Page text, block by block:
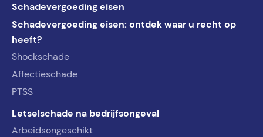
Schadevergoeding eisen
Schadevergoeding eisen: ontdek waar u recht op
heeft?
Shockschade
Affectieschade
PTSS
Letselschade na bedrijfsongeval
Arbeidsongeschikt